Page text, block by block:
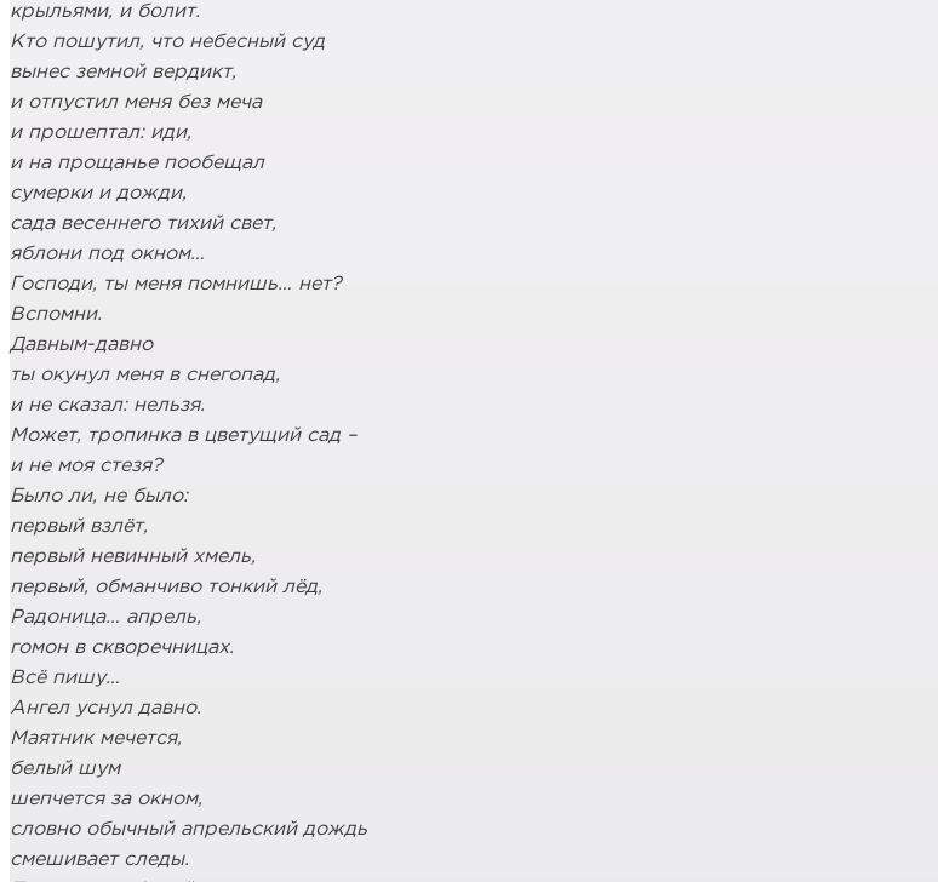
крыльями, и болит.
Кто пошутил, что небесный суд
вынес земной вердикт,
и отпустил меня без меча
и прошептал: иди,
и на прощанье пообещал
сумерки и дожди,
сада весеннего тихий свет,
яблони под окном…
Господи, ты меня помнишь… нет?
Вспомни.
Давным-давно
ты окунул меня в снегопад,
и не сказал: нельзя.
Может, тропинка в цветущий сад –
и не моя стезя?
Было ли, не было:
первый взлёт,
первый невинный хмель,
первый, обманчиво тонкий лёд,
Радоница… апрель,
гомон в скворечницах.
Всё пишу…
Ангел уснул давно.
Маятник мечется,
белый шум
шепчется за окном,
словно обычный апрельский дождь
смешивает следы.